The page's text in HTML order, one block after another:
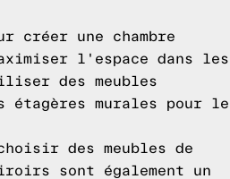
créer une chambre
l'espace dans les
des meubles
murales pour le
des meubles de
sont également un